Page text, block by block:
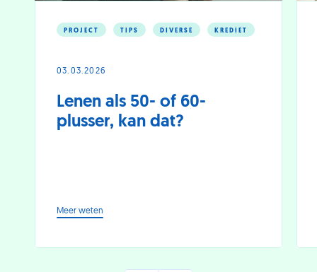
Lenen als 50- of 60-
plusser, kan dat?
03.03.2026
PROJECT TIPS DIVERSE KREDIET
Meer weten
50-